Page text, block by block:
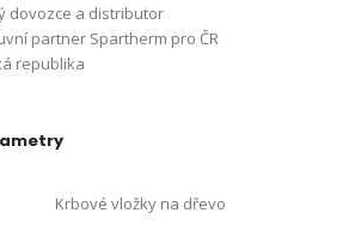
dovozce a distributor
partner Spartherm pro ČR
republika
Krbové vložky na dřevo